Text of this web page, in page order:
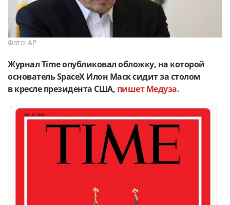
Фото: АР
Журнал Time опубликовал обложку, на которой
основатель SpaceX Илон Маск сидит за столом
в кресле президента США, пишет Медуза.